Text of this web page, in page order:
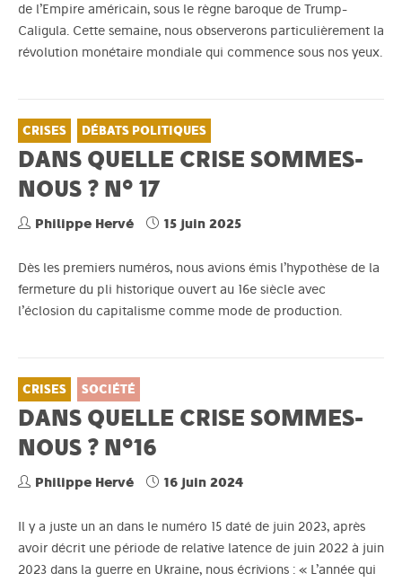
de l’Empire américain, sous le règne baroque de Trump-
Caligula. Cette semaine, nous observerons particulièrement la
révolution monétaire mondiale qui commence sous nos yeux.
CRISES DÉBATS POLITIQUES
DANS QUELLE CRISE SOMMES-
NOUS ? N° 17
Philippe Hervé 15 juin 2025
Dès les premiers numéros, nous avions émis l’hypothèse de la
fermeture du pli historique ouvert au 16e siècle avec
l’éclosion du capitalisme comme mode de production.
CRISES SOCIÉTÉ
DANS QUELLE CRISE SOMMES-
NOUS ? N°16
Philippe Hervé 16 juin 2024
Il y a juste un an dans le numéro 15 daté de juin 2023, après
avoir décrit une période de relative latence de juin 2022 à juin
2023 dans la guerre en Ukraine, nous écrivions : « L’année qui